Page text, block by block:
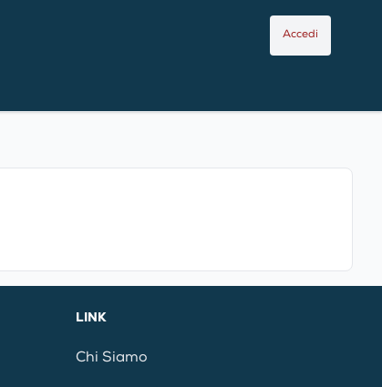
Accedi
LINK
Chi Siamo